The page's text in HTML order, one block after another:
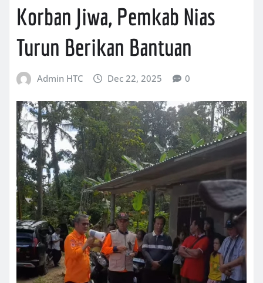
Korban Jiwa, Pemkab Nias
Turun Berikan Bantuan
Admin HTC Dec 22, 2025 0